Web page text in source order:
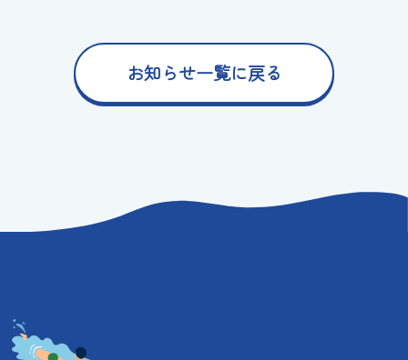
お知らせ一覧に戻る